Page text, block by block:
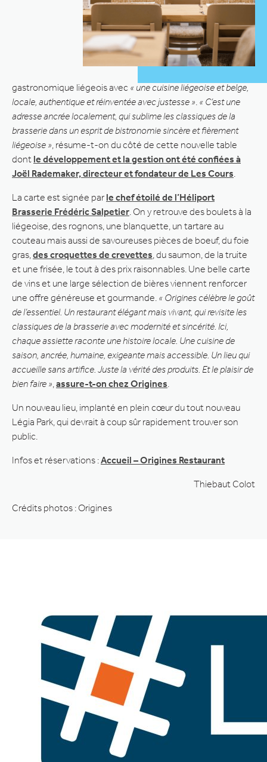
gastronomique liégeois avec « une cuisine liégeoise et belge,
locale, authentique et réinventée avec justesse » « C’est une
adresse ancrée localement, qui sublime les classiques de la
brasserie dans un esprit de bistronomie sincère et fièrement
liégeoise » , résume-t-on du côté de cette nouvelle table
dont le développement et la gestion ont été confiées à
Joël Rademaker, directeur et fondateur de Les Cours
La carte est signée par le chef étoilé de l’Héliport
Brasserie Frédéric Salpetier . On y retrouve des boulets à la
liégeoise, des rognons, une blanquette, un tartare au
couteau mais aussi de savoureuses pièces de boeuf, du foie
gras, des croquettes de crevettes , du saumon, de la truite
et une frisée, le tout à des prix raisonnables. Une belle carte
de vins et une large sélection de bières viennent renforcer
une offre généreuse et gourmande. « Origines célèbre le goût
de l’essentiel. Un restaurant élégant mais vivant, qui revisite les
classiques de la brasserie avec modernité et sincérité. Ici,
chaque assiette raconte une histoire locale. Une cuisine de
saison, ancrée, humaine, exigeante mais accessible. Un lieu qui
accueille sans artifice. Juste la vérité des produits. Et le plaisir de
bien faire » assure-t-on chez Origines
Un nouveau lieu, implanté en plein cœur du tout nouveau
Légia Park, qui devrait à coup sûr rapidement trouver son
public.
Infos et réservations :Accueil – Origines Restaurant
Thiebaut Colot
Crédits photos : Origines